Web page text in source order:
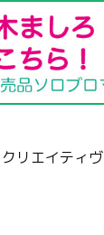
リエイティヴ